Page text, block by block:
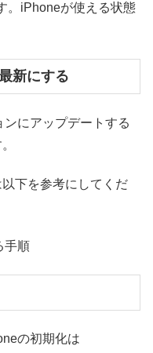
。iPhoneが使える状態
新にする
にアップデートする
下を参考にしてくだ
手順
の初期化は